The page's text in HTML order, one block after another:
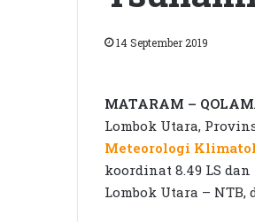
14 September 2019
MATARAM –
Lombok Utara,
Meteorologi
koordinat 8.49 LS dan
Lombok Utara – NTB,